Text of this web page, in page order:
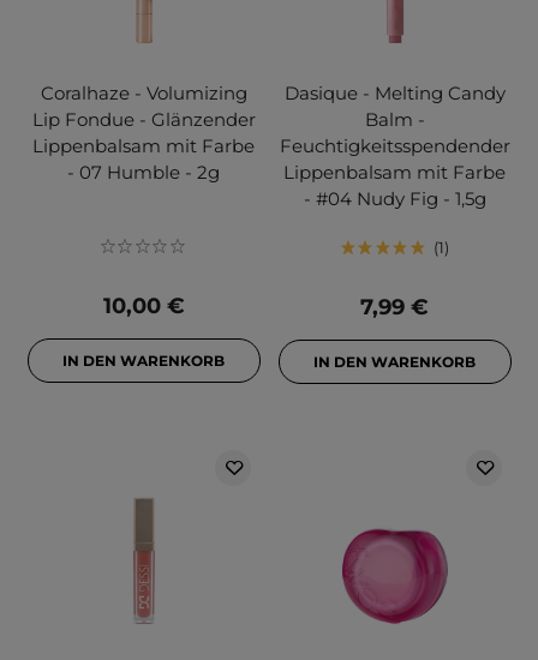
Coralhaze - Volumizing
Lip Fondue - Glänzender
Lippenbalsam mit Farbe
- 07 Humble - 2g
10,00 €
IN DEN WARENKORB
Dasique - Melting Candy
Balm -
Feuchtigkeitsspendender
Lippenbalsam mit Farbe
- #04 Nudy Fig - 1,5g
1
7,99 €
IN DEN WARENKORB